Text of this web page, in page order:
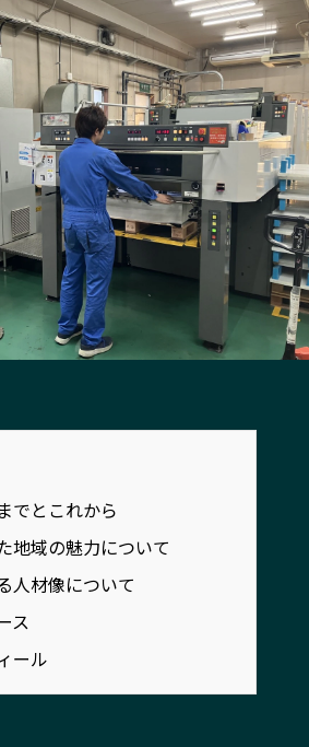
兵庫エリア
和歌山エリア
島根エリア
広島エリア
徳島エリア
愛媛エリア
福岡エリア
長崎エリア
大分エリア
鹿児島エリア
行政連携記事
選出企業特別対談
SDGsの先駆者
でとこれから
地域の魅力について
人材像について
ス
ール